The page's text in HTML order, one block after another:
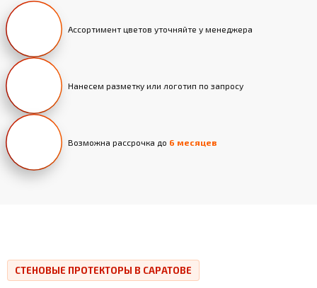
Ассортимент цветов уточняйте у менеджера
Нанесем разметку или логотип по запросу
Возможна рассрочка до 6 месяцев
СТЕНОВЫЕ ПРОТЕКТОРЫ В САРАТОВЕ